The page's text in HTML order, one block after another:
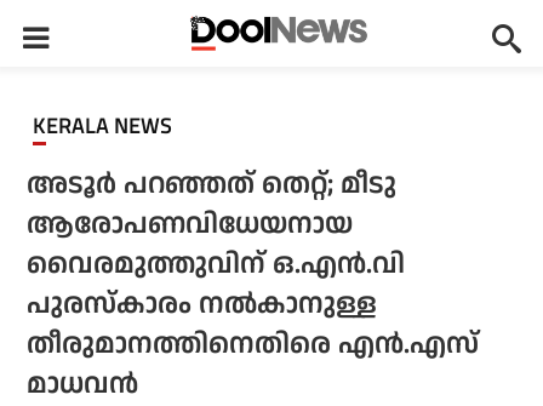
KERALA NEWS
അടൂര്‍ പറഞ്ഞത് തെറ്റ്; മീടു
ആരോപണവിധേയനായ
വൈരമുത്തുവിന് ഒ.എന്‍.വി
പുരസ്‌കാരം നല്‍കാനുള്ള
തീരുമാനത്തിനെതിരെ എന്‍.എസ്
മാധവന്‍